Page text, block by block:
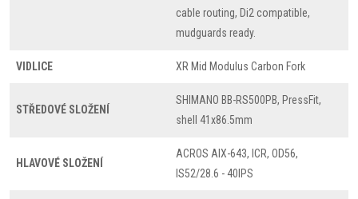
cable routing, Di2 compatible,
mudguards ready.
VIDLICE XR Mid Modulus Carbon Fork
STŘEDOVÉ SLOŽENÍ
SHIMANO BB-RS500PB, PressFit,
shell 41x86.5mm
HLAVOVÉ SLOŽENÍ
ACROS AIX-643, ICR, OD56,
IS52/28.6 - 40IPS